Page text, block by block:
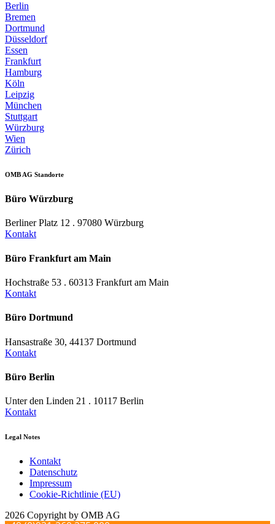
Berlin
Bremen
Dortmund
Düsseldorf
Essen
Frankfurt
Hamburg
Köln
Leipzig
München
Stuttgart
Würzburg
Wien
Zürich
OMB AG Standorte
Büro Würzburg
Berliner Platz 12 . 97080 Würzburg
Kontakt
Büro Frankfurt am Main
Hochstraße 53 . 60313 Frankfurt am Main
Kontakt
Büro Dortmund
Hansastraße 30, 44137 Dortmund
Kontakt
Büro Berlin
Unter den Linden 21 . 10117 Berlin
Kontakt
Legal Notes
Kontakt
Datenschutz
Impressum
Cookie-Richtlinie (EU)
2026 Copyright by OMB AG